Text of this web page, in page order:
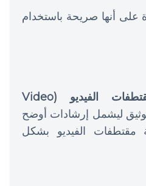
أنها صريحة باستخدام
توثيق مشاركة مقتطفات الفيديو (Video
ليشمل إرشادات أوضح
مقتطفات الفيديو بشكل